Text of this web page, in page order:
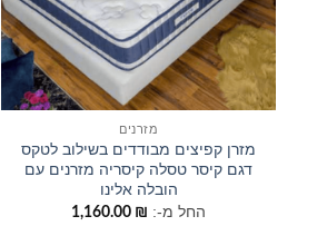
מזרנים
מזרן קפיצים מבודדים בשילוב לטקס
דגם קיסר טסלה קיסריה מזרנים עם
הובלה אלינו
החל מ-:
1,160.00 ₪